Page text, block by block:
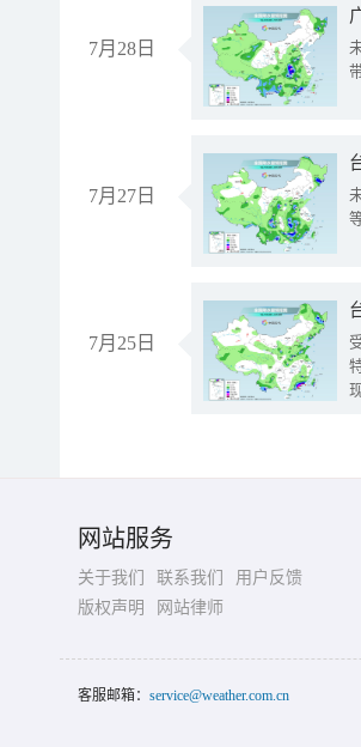
7月28日
7月27日
7月25日
网站服务
关于我们 联系我们
用户反馈
版权声明
网站律师
客服邮箱： service@weather.com.cn